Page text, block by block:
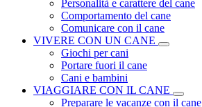
Personalità e carattere del cane
Comportamento del cane
Comunicare con il cane
VIVERE CON UN CANE
Giochi per cani
Portare fuori il cane
Cani e bambini
VIAGGIARE CON IL CANE
Preparare le vacanze con il cane